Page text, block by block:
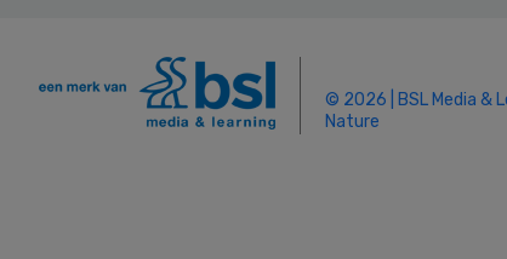
© 2026 | BSL Media &
Nature